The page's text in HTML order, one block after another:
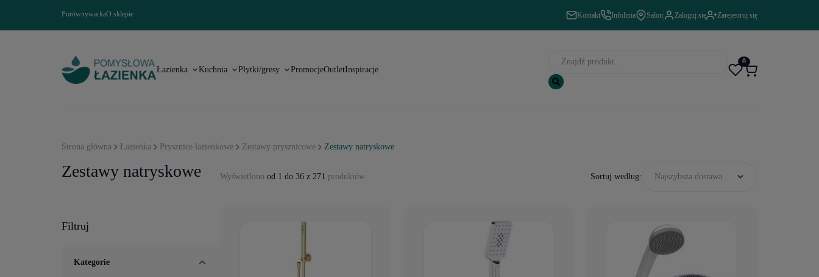
PorównywarkaO sklepie Kontakt Infolinia Salon Zaloguj się Zarejestruj się
Łazienka Kuchnia Płytki/gresy PromocjeOutletInspiracje
0
Strona główna Łazienka Prysznice łazienkowe Zestawy prysznicowe Zestawy natryskowe
Zestawy natryskowe
Filtruj
Kategorie
Wyświetlono od 1 do 36 z 271 produktów Sortuj według: Najszybsza dostawa